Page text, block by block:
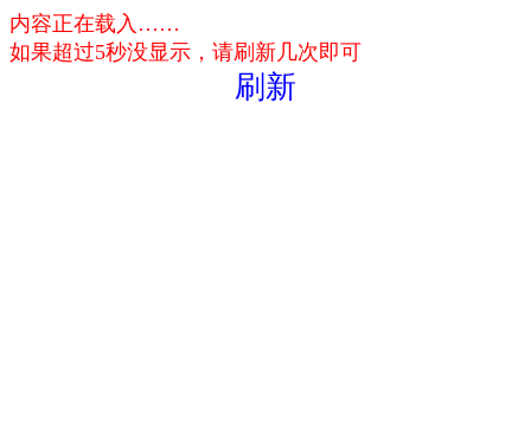
内容正在载入……
如果超过5秒没显示，请刷新几次即可
刷新